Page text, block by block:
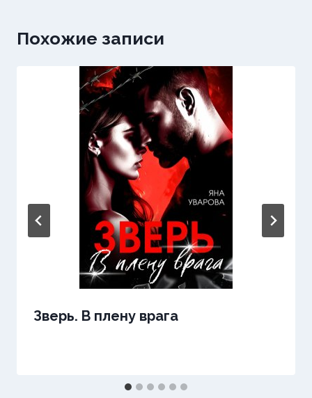
Похожие записи
Зверь. В плену врага